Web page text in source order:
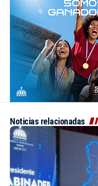
Noticias relacionadas